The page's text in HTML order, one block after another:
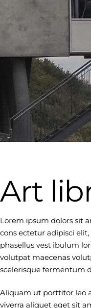
Art
Lorem ipsum dolors sit
cons ectetur adipisci
phasellus vest ibulum
volutpat maecenas
scelerisque fermentum
Aliquam ut porttitor leo
viverra aliquet eget sit